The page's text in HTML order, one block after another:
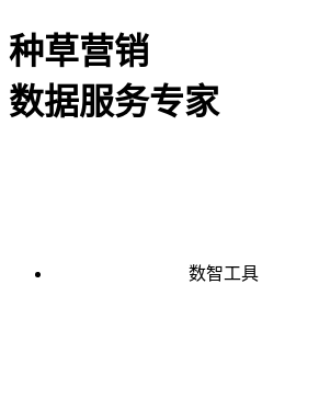
种草营销
数据服务专家
数智工具